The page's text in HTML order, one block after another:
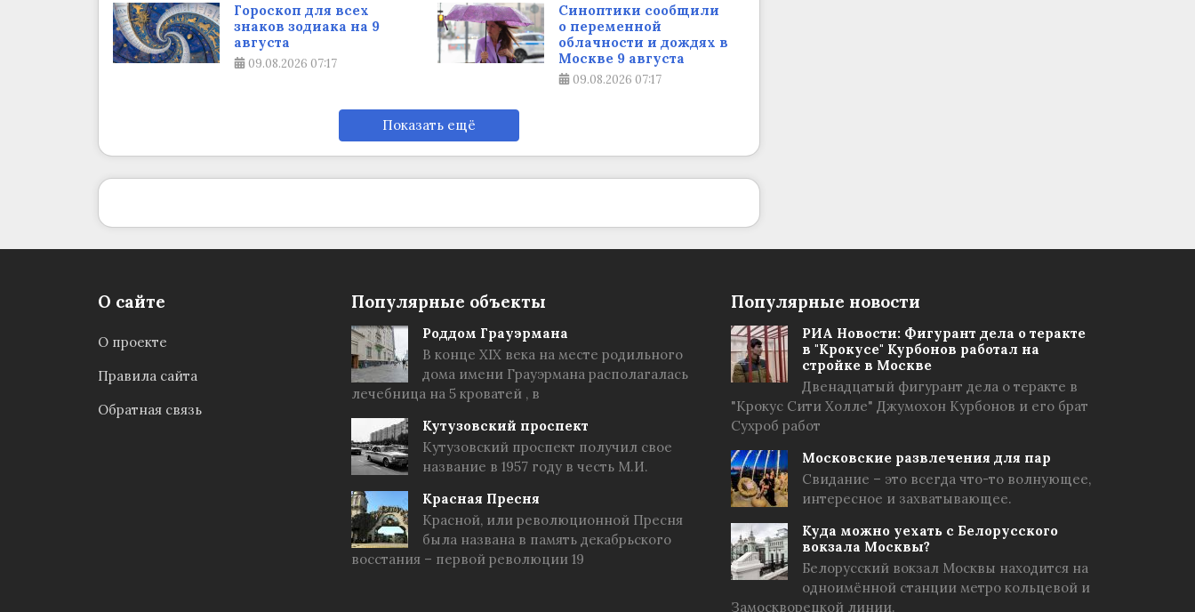
Гороскоп для всех
знаков зодиака на 9
августа
09.08.2026 07:17
Синоптики сообщили
о переменной
облачности и дождях в
Москве 9 августа
09.08.2026 07:17
Показать ещё
О сайте
О проекте
Правила сайта
Обратная связь
Популярные объекты
Роддом Грауэрмана
В конце XIX века на месте родильного
дома имени Грауэрмана располагалась
лечебница на 5 кроватей , в
Кутузовский проспект
Кутузовский проспект получил свое
название в 1957 году в честь М.И.
Красная Пресня
Красной, или революционной Пресня
была названа в память декабрьского
восстания – первой революции 19
Популярные новости
РИА Новости: Фигурант дела о теракте
в "Крокусе" Курбонов работал на
стройке в Москве
Двенадцатый фигурант дела о теракте в
"Крокус Сити Холле" Джумохон Курбонов и его брат
Сухроб работ
Московские развлечения для пар
Свидание – это всегда что-то волнующее,
интересное и захватывающее.
Куда можно уехать с Белорусского
вокзала Москвы?
Белорусский вокзал Москвы находится на
одноимённой станции метро кольцевой и
Замоскворецкой линии.